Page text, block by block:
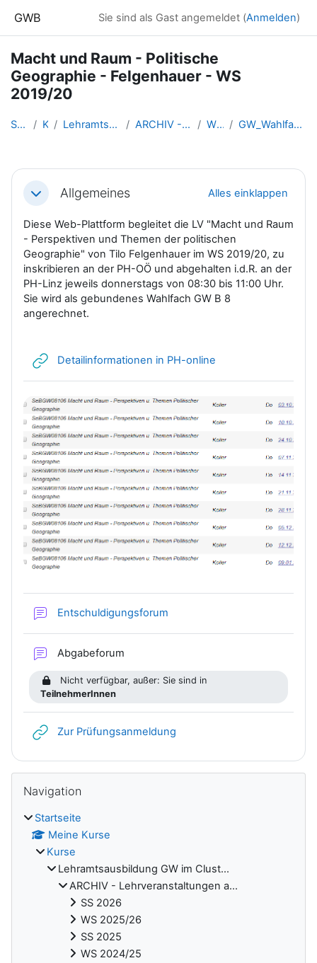
GWB Sie sind als Gast angemeldet (Anmelden)
Macht und Raum - Politische
Geographie - Felgenhauer - WS
2019/20
Startseite Kurse Lehramtsausbildung GW im Clust... ARCHIV - Lehrveranstaltungen a... WS_2019/20 GW_Wahlfach_MachtRaum_Linz_2019ws
Abschnittsübersicht
EinklappenAllgemeines Alles einklappen
Diese Web-Plattform begleitet die LV "Macht und Raum
- Perspektiven und Themen der politischen
Geographie" von Tilo Felgenhauer im WS 2019/20, zu
inskribieren an der PH-OÖ und abgehalten i.d.R. an der
PH-Linz jeweils donnerstags von 08:30 bis 11:00 Uhr.
Sie wird als gebundenes Wahlfach GW B 8
angerechnet.
Detailinformationen in PH-online
Entschuldigungsforum
Abgabeforum
Nicht verfügbar, außer: Sie sind in
TeilnehmerInnen
Zur Prüfungsanmeldung
Blöcke
Navigation
Startseite
Meine Kurse
Kurse
Lehramtsausbildung GW im Clust...
ARCHIV - Lehrveranstaltungen a...
SS 2026
WS 2025/26
SS 2025
WS 2024/25